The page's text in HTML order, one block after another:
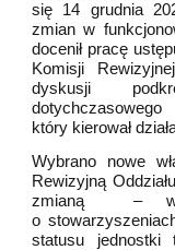
się 14 grudnia
zmian w
docenił pracę
Komisji
dyskusji
który kierował
Wybrano nowe
Rewizyjną
zmianą –
o
statusu